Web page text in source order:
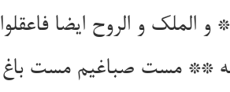
الملک و الروح ایضا فاعقلوا